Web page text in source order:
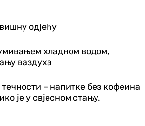
одјећу
хладном водом,
ваздуха
течности – напитке без кофеина
је у свјесном стању.